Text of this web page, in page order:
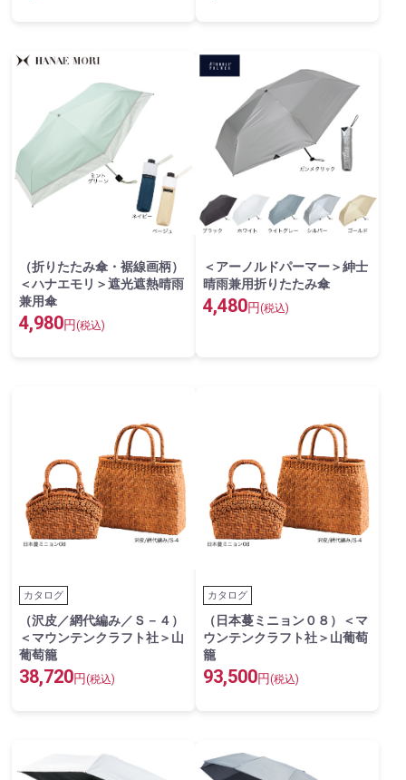
（折りたたみ傘・裾線画柄）
＜ハナエモリ＞遮光遮熱晴雨
兼用傘
4,980円(税込)
＜アーノルドパーマー＞紳士
晴雨兼用折りたたみ傘
4,480円(税込)
カタログ
（沢皮／網代編み／Ｓ－４）
＜マウンテンクラフト社＞山
葡萄籠
38,720円 (税込)
カタログ
（日本蔓ミニョン０８）＜マ
ウンテンクラフト社＞山葡萄
籠
93,500円 (税込)